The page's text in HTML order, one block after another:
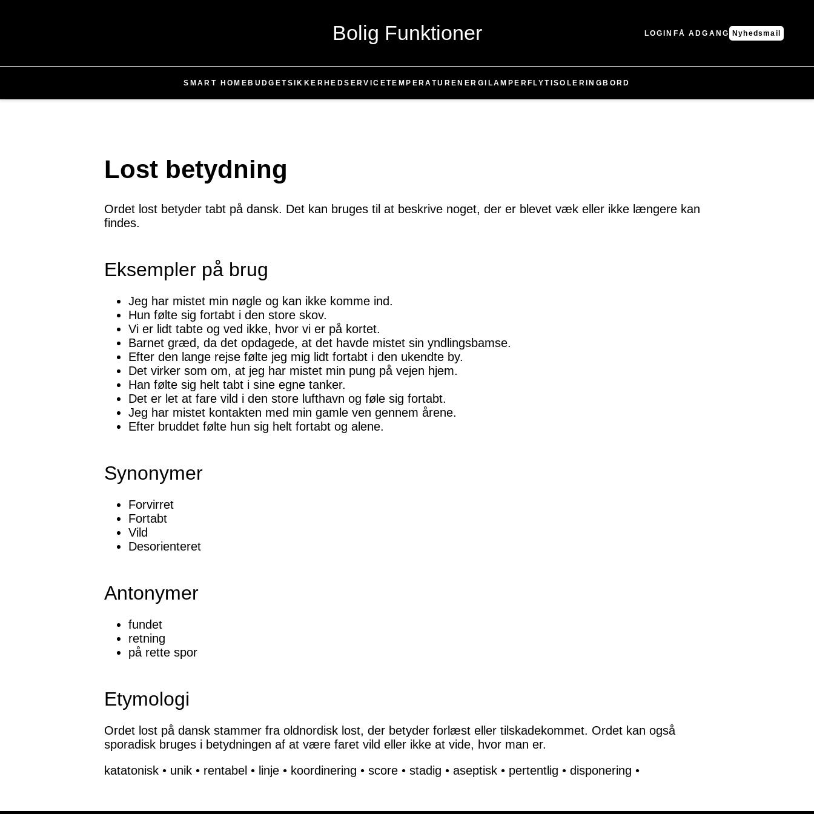
Bolig Funktioner LOGIN FÅ ADGANG Nyhedsmail
SMART HOME BUDGETSIKKERHEDSERVICETEMPERATUR ENERGI LAMPER FLYT ISOLERING BORD
Lost betydning
Ordet lost betyder tabt på dansk. Det kan bruges til at beskrive noget, der er blevet væk eller ikke længere kan
findes.
Eksempler på brug
Jeg har mistet min nøgle og kan ikke komme ind.
Hun følte sig fortabt i den store skov.
Vi er lidt tabte og ved ikke, hvor vi er på kortet.
Barnet græd, da det opdagede, at det havde mistet sin yndlingsbamse.
Efter den lange rejse følte jeg mig lidt fortabt i den ukendte by.
Det virker som om, at jeg har mistet min pung på vejen hjem.
Han følte sig helt tabt i sine egne tanker.
Det er let at fare vild i den store lufthavn og føle sig fortabt.
Jeg har mistet kontakten med min gamle ven gennem årene.
Efter bruddet følte hun sig helt fortabt og alene.
Synonymer
Forvirret
Fortabt
Vild
Desorienteret
Antonymer
fundet
retning
på rette spor
Etymologi
Ordet lost på dansk stammer fra oldnordisk lost, der betyder forlæst eller tilskadekommet. Ordet kan også
sporadisk bruges i betydningen af at være faret vild eller ikke at vide, hvor man er.
katatonisk • unik • rentabel • linje • koordinering • score • stadig • aseptisk • pertentlig • disponering •